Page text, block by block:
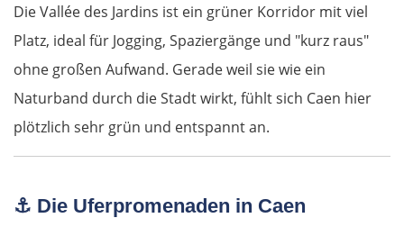
Die Vallée des Jardins ist ein grüner Korridor mit viel
Platz, ideal für Jogging, Spaziergänge und "kurz raus"
ohne großen Aufwand. Gerade weil sie wie ein
Naturband durch die Stadt wirkt, fühlt sich Caen hier
plötzlich sehr grün und entspannt an.
⚓ Die Uferpromenaden in Caen
Griechenland
Komotini
Xanthi
Asprovalta